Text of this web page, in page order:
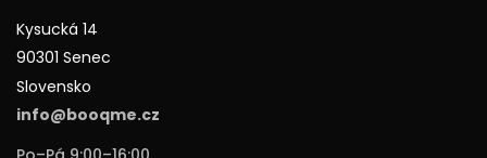
Kysucká 14
90301 Senec
Slovensko
info@booqme.cz